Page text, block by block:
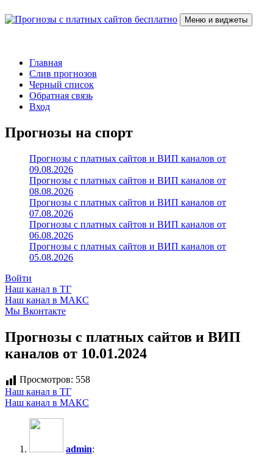
к
Меню и виджеты
Главная
Слив прогнозов
Черный список
Обратная связь
Вход
Прогнозы на спорт
Прогнозы с платных сайтов и ВИП каналов от
09.08.2026
Прогнозы с платных сайтов и ВИП каналов от
08.08.2026
Прогнозы с платных сайтов и ВИП каналов от
07.08.2026
Прогнозы с платных сайтов и ВИП каналов от
06.08.2026
Прогнозы с платных сайтов и ВИП каналов от
05.08.2026
Войти
Наш канал в ТГ
Наш канал в МАКС
Мы Вконтакте
Прогнозы с платных сайтов и ВИП
каналов от 10.01.2024
Просмотров: 558
Наш канал в ТГ
Наш канал в МАКС
admin: